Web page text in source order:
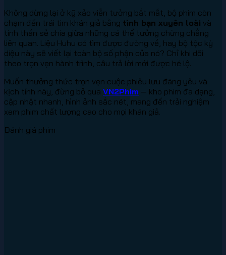
Không dừng lại ở kỹ xảo viễn tưởng bắt mắt, bộ phim còn
chạm đến trái tim khán giả bằng tình bạn xuyên loài và
tinh thần sẻ chia giữa những cá thể tưởng chừng chẳng
liên quan. Liệu Huhu có tìm được đường về, hay bộ tộc kỳ
diệu này sẽ viết lại toàn bộ số phận của nó? Chỉ khi dõi
theo trọn vẹn hành trình, câu trả lời mới được hé lộ.
Muốn thưởng thức trọn vẹn cuộc phiêu lưu đáng yêu và
kịch tính này, đừng bỏ qua VN2Phim — kho phim đa dạng,
cập nhật nhanh, hình ảnh sắc nét, mang đến trải nghiệm
xem phim chất lượng cao cho mọi khán giả.
Đánh giá phim